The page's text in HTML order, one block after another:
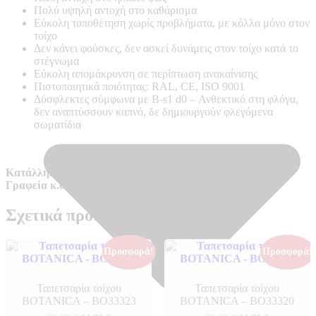
Πολύ υψηλή αντοχή στο καθάρισμα
Εύκολη τοποθέτηση χωρίς προβλήματα, με κόλλα μόνο στον
τοίχο
Δεν κάνει φούσκες, δεν ασκεί δυνάμεις στον τοίχο κατά το
στέγνωμα
Εύκολη απομάκρυνση σε περίπτωση ανακαίνισης
Πιστοποιητικά ποιότητας: RAL, CE, ISO 9001
Δύσφλεκτες σύμφωνα με B-s1 d0 – Ανθεκτικό στη φλόγα,
δεν αναπτύσσουν καπνό, δε δημιουργούν φλεγόμενα
σωματίδια
Κατάλληλο για απαιτητικούς χώρους όπως Ξενοδοχεία,
Γραφεία κ.α.
Σχετικά προϊόντα
Προσφορά!
Ταπετσαρία τοίχου
BOTANICA – BO33323
Προσφορά!
Ταπετσαρία τοίχου
BOTANICA – BO33320